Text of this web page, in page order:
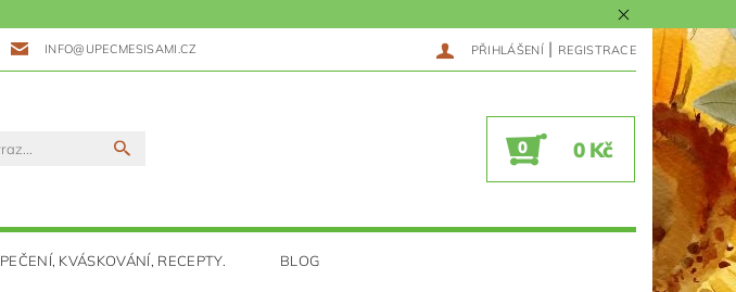
INFO@UPECMESISAMI.CZ PŘIHLÁŠENÍ | REGISTRACE
0 0 Kč
PEČENÍ, KVÁSKOVÁNÍ, RECEPTY. BLOG